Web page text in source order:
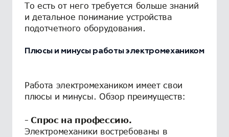
То есть от него требуется больше знаний
и детальное понимание устройства
подотчетного оборудования.
Плюсы и минусы работы электромехаником
Работа электромехаником имеет свои
плюсы и минусы. Обзор преимуществ:
- Спрос на профессию.
Электромеханики востребованы в